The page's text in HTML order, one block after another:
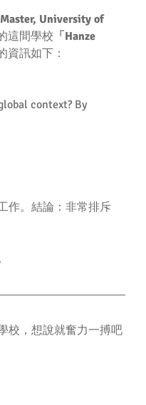
Master, University of
這間學校 「Hanze
資訊如下：
context? By
作。結論：非常排斥
校，想說就奮力一搏吧